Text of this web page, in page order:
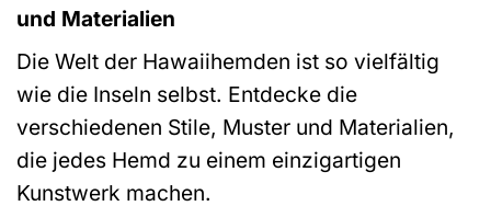
und Materialien
Die Welt der Hawaiihemden ist so vielfältig
wie die Inseln selbst. Entdecke die
verschiedenen Stile, Muster und Materialien,
die jedes Hemd zu einem einzigartigen
Kunstwerk machen.